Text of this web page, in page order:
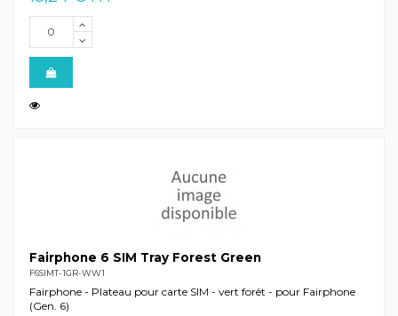
Fairphone 6 SIM Tray Forest Green
F6SIMT-1GR-WW1
Fairphone - Plateau pour carte SIM - vert forêt - pour Fairphone
(Gen. 6)